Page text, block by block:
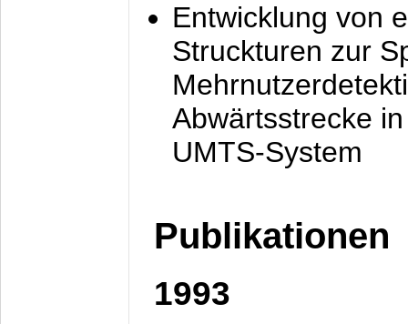
Entwicklung von
Struckturen zur
Abwärtsstrecke
UMTS-System
Publikationen
1993